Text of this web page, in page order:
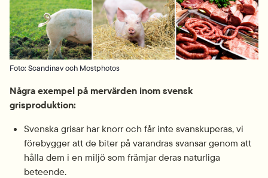
Foto: Scandinav och Mostphotos
Några exempel på mervärden inom svensk
grisproduktion:
Svenska grisar har knorr och får inte svans­kuperas, vi
förebygger att de biter på varandras svansar genom att
hålla dem i en miljö som främjar deras naturliga
beteende.